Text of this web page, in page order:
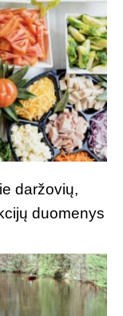
daržovių,
duomenys